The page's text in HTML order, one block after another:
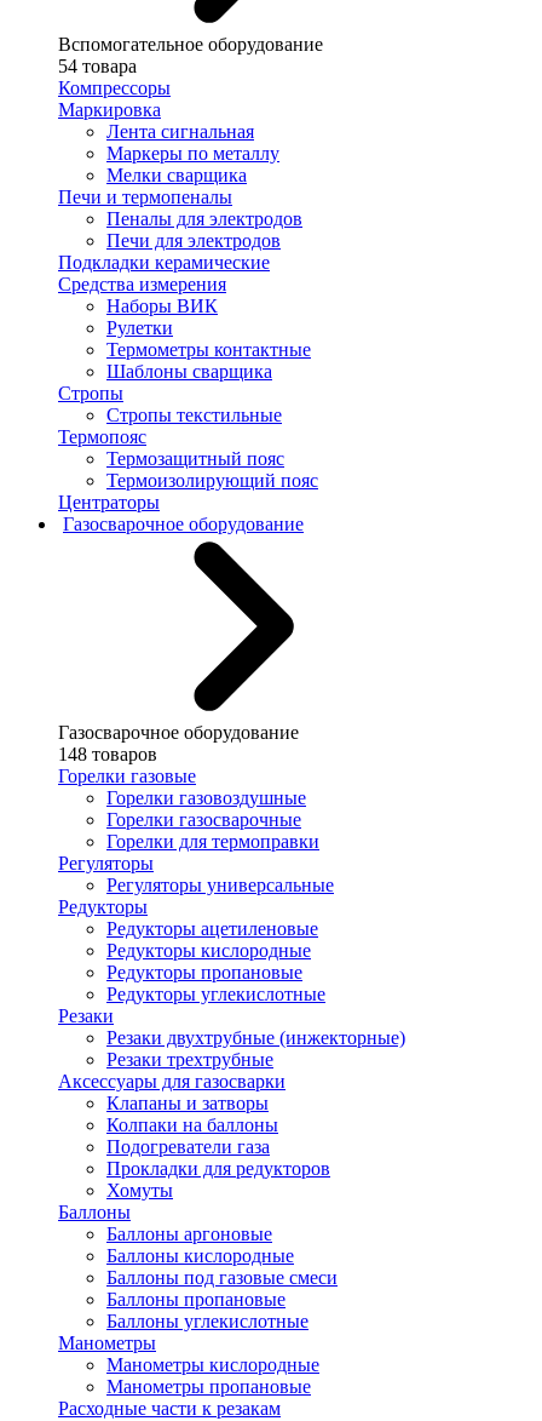
Вспомогательное оборудование
54 товара
Компрессоры
Маркировка
Лента сигнальная
Маркеры по металлу
Мелки сварщика
Печи и термопеналы
Пеналы для электродов
Печи для электродов
Подкладки керамические
Средства измерения
Наборы ВИК
Рулетки
Термометры контактные
Шаблоны сварщика
Стропы
Стропы текстильные
Термопояс
Термозащитный пояс
Термоизолирующий пояс
Центраторы
Газосварочное оборудование
Газосварочное оборудование
148 товаров
Горелки газовые
Горелки газовоздушные
Горелки газосварочные
Горелки для термоправки
Регуляторы
Регуляторы универсальные
Редукторы
Редукторы ацетиленовые
Редукторы кислородные
Редукторы пропановые
Редукторы углекислотные
Резаки
Резаки двухтрубные (инжекторные)
Резаки трехтрубные
Аксессуары для газосварки
Клапаны и затворы
Колпаки на баллоны
Подогреватели газа
Прокладки для редукторов
Хомуты
Баллоны
Баллоны аргоновые
Баллоны кислородные
Баллоны под газовые смеси
Баллоны пропановые
Баллоны углекислотные
Манометры
Манометры кислородные
Манометры пропановые
Расходные части к резакам